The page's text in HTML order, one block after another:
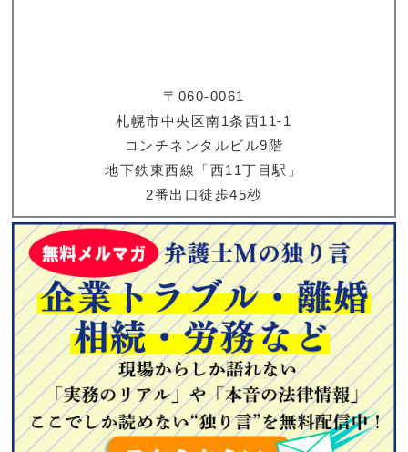
〒060-0061
札幌市中央区南1条西11-1
コンチネンタルビル9階
地下鉄東西線「西11丁目駅」
2番出口徒歩45秒